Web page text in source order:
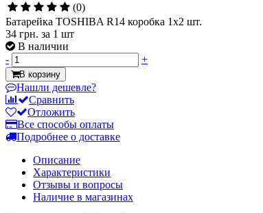
(0)
Батарейка TOSHIBA R14 коробка 1x2 шт.
34 грн. за 1 шт
В наличии
-
+
В корзину
Нашли дешевле?
Сравнить
Отложить
Все способы оплаты
Подробнее о доставке
Описание
Характеристики
Отзывы и вопросы
Наличие в магазинах